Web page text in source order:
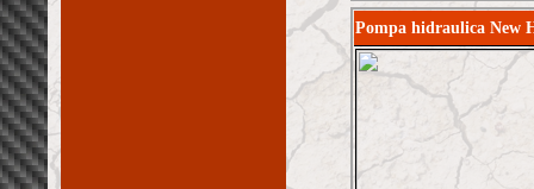
Pompa hidraulica New